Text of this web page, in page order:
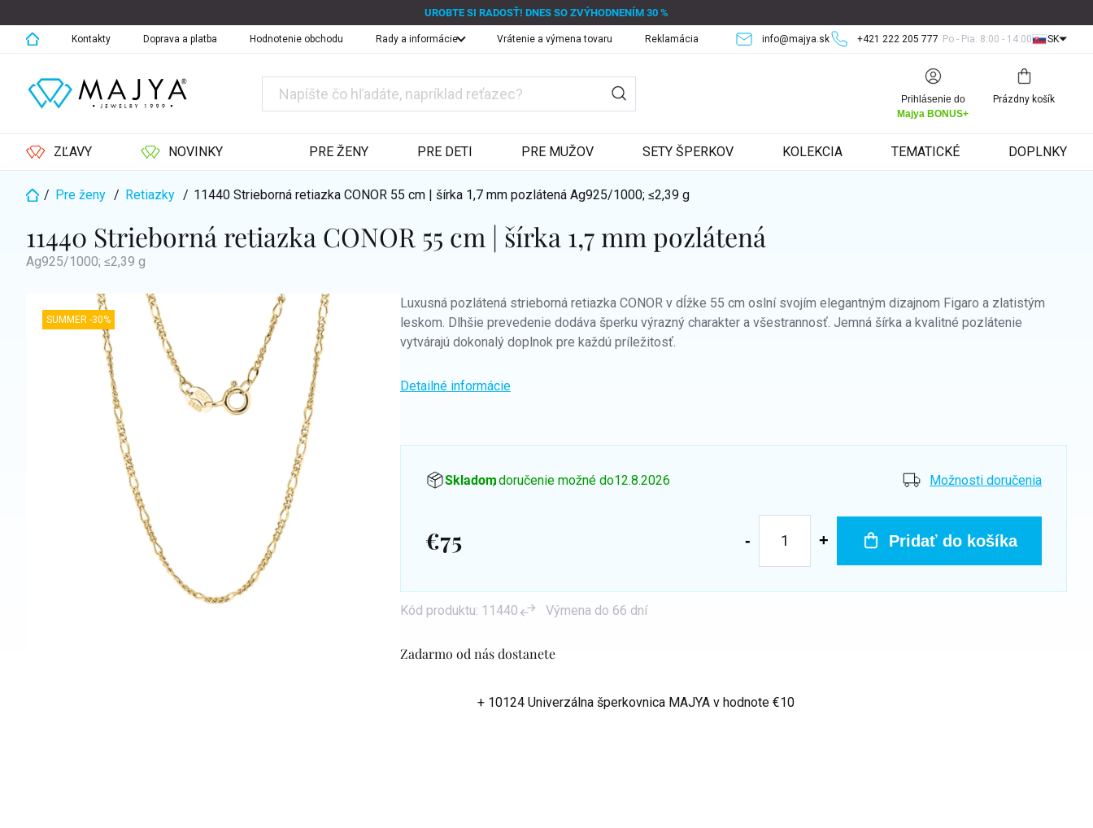
na
obsah
UROBTE SI RADOSŤ! DNES SO ZVÝHODNENÍM 30 %
+421 222 205 777 Po - Pia: 8:00 - 14:00
info@majya.sk
Kontakty Doprava a platba Hodnotenie obchodu Rady a informácie Vrátenie a výmena tovaru Reklamácia SK
Prihlásenie do
Majya BONUS+
Nákupný
košík
Prázdny košík
ZĽAVY NOVINKY PRE ŽENY PRE DETI PRE MUŽOV SETY ŠPERKOV KOLEKCIA TEMATICKÉ DOPLNKY
Domov
/ Pre ženy / Retiazky / 11440 Strieborná retiazka CONOR 55 cm | šírka 1,7 mm pozlátenáAg925/1000; ≤2,39 g
11440 Strieborná retiazka CONOR 55 cm | šírka 1,7 mm pozlátená
Ag925/1000; ≤2,39 g
SUMMER -30%
Zadarmo od nás dostanete
+ 10124 Univerzálna šperkovnica MAJYA v hodnote €10
Luxusná pozlátená strieborná retiazka CONOR v dĺžke 55 cm oslní svojím elegantným dizajnom Figaro a zlatistým
leskom. Dlhšie prevedenie dodáva šperku výrazný charakter a všestrannosť. Jemná šírka a kvalitné pozlátenie
vytvárajú dokonalý doplnok pre každú príležitosť.
Detailné informácie
Skladom, doručenie možné do12.8.2026 Možnosti doručenia
€75 Pridať do košíka
Kód produktu: 11440 Výmena do 66 dní